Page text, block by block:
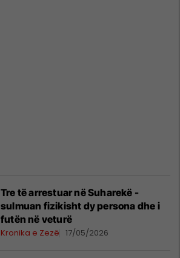
Tre të arrestuar në Suharekë -
sulmuan fizikisht dy persona dhe i
futën në veturë
Kronika e Zezë 17/05/2026